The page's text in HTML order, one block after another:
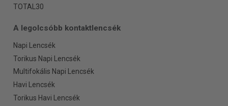
TOTAL30
A legolcsóbb kontaktlencsék
Napi Lencsék
Torikus Napi Lencsék
Multifokális Napi Lencsék
Havi Lencsék
Torikus Havi Lencsék